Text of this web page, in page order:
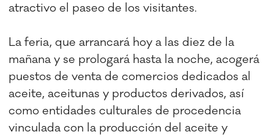
atractivo el paseo de los visitantes.
La feria, que arrancará hoy a las diez de la
mañana y se prologará hasta la noche, acogerá
puestos de venta de comercios dedicados al
aceite, aceitunas y productos derivados, así
como entidades culturales de procedencia
vinculada con la producción del aceite y